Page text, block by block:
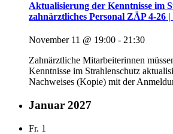
Aktualisierung der Kenntnisse im
zahnärztliches Personal ZÄP 4-26 |
November 11 @ 19:00 - 21:30
Zahnärztliche Mitarbeiterinnen
Kenntnisse im Strahlenschutz
Nachweises (Kopie) mit der
Januar 2027
Fr. 1